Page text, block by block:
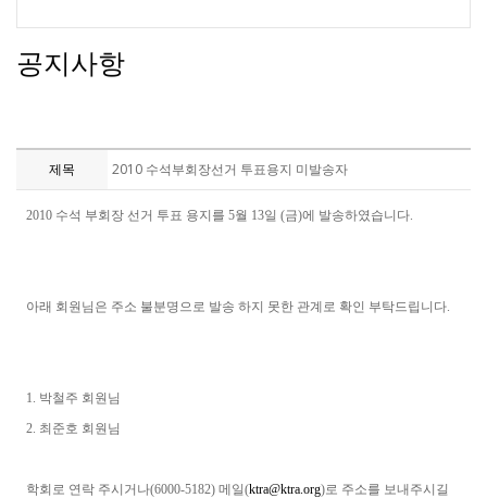
공지사항
제목 2010 수석부회장선거 투표용지 미발송자
2010 수석 부회장 선거 투표 용지를 5월 13일 (금)에 발송하였습니다.
아래 회원님은 주소 불분명으로 발송 하지 못한 관계로 확인 부탁드립니다.
1. 박철주 회원님
2. 최준호 회원님
학회로 연락 주시거나(6000-5182) 메일(ktra@ktra.org)로 주소를 보내주시길